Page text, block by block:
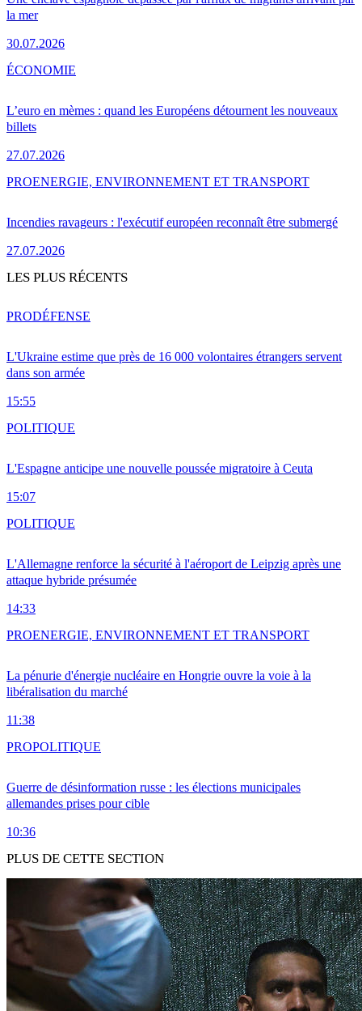
la mer
30.07.2026
L’euro en mèmes : quand les Européens détournent les nouveaux
billets
27.07.2026
ÉCONOMIE
Incendies ravageurs : l'exécutif européen reconnaît être submergé
27.07.2026
PROENERGIE, ENVIRONNEMENT ET TRANSPORT
LES PLUS RÉCENTS
L'Ukraine estime que près de 16 000 volontaires étrangers servent
dans son armée
15:55
PRODÉFENSE
L'Espagne anticipe une nouvelle poussée migratoire à Ceuta
15:07
POLITIQUE
L'Allemagne renforce la sécurité à l'aéroport de Leipzig après une
attaque hybride présumée
14:33
POLITIQUE
La pénurie d'énergie nucléaire en Hongrie ouvre la voie à la
libéralisation du marché
11:38
PROENERGIE, ENVIRONNEMENT ET TRANSPORT
Guerre de désinformation russe : les élections municipales
allemandes prises pour cible
10:36
PROPOLITIQUE
PLUS DE CETTE SECTION